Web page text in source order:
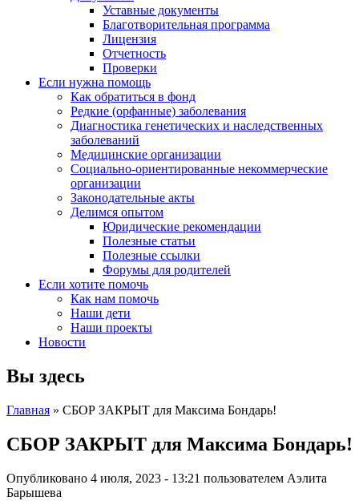
Уставные документы
Благотворительная программа
Лицензия
Отчетность
Проверки
Если нужна помощь
Как обратиться в фонд
Редкие (орфанные) заболевания
Диагностика генетических и наследственных
заболеваний
Медицинские организации
Социально-ориентированные некоммерческие
организации
Законодательные акты
Делимся опытом
Юридические рекомендации
Полезные статьи
Полезные ссылки
Форумы для родителей
Если хотите помочь
Как нам помочь
Наши дети
Наши проекты
Новости
Вы здесь
Главная » СБОР ЗАКРЫТ для Максима Бондарь!
СБОР ЗАКРЫТ для Максима Бондарь!
Опубликовано 4 июля, 2023 - 13:21 пользователем Аэлита
Барышева